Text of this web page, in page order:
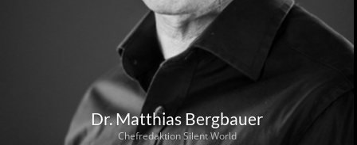
Dr. Matthias Bergbauer
Chefredaktion Silent World